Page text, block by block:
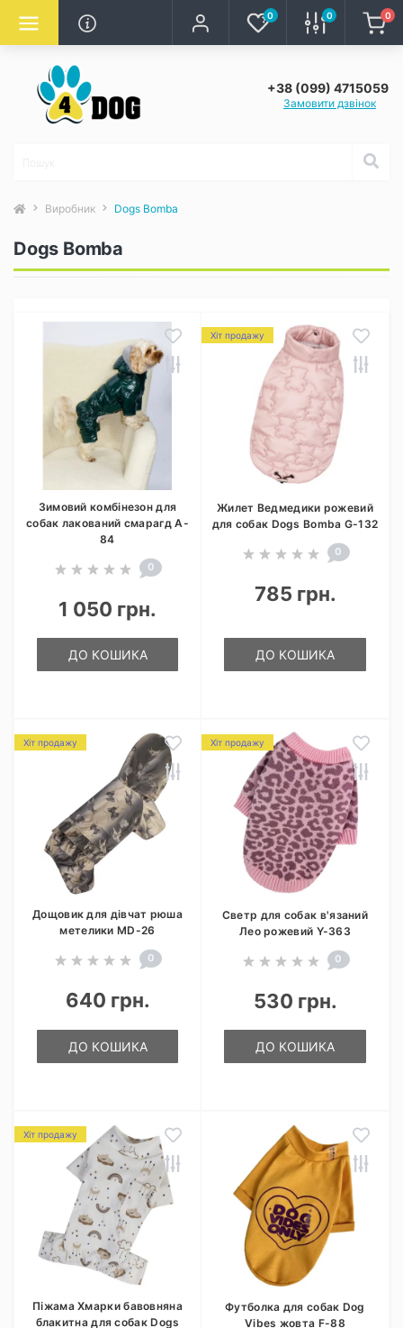
0 0 0
+38 (099) 4715059
Замовити дзвінок
Виробник Dogs Bomba
Dogs Bomba
Зимовий комбінезон для
собак лакований смарагд A-
84
0
1 050 грн.
ДО КОШИКА
Хіт продажу
Жилет Ведмедики рожевий
для собак Dogs Bomba G-132
0
785 грн.
ДО КОШИКА
Хіт продажу
Дощовик для дівчат рюша
метелики MD-26
0
640 грн.
ДО КОШИКА
Хіт продажу
Светр для собак в'язаний
Лео рожевий Y-363
0
530 грн.
ДО КОШИКА
Хіт продажу
Піжама Хмарки бавовняна
блакитна для собак Dogs
Футболка для собак Dog
Vibes жовта F-88